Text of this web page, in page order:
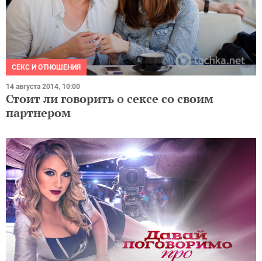
СЕКС И ОТНОШЕНИЯ
14 августа 2014, 10:00
Стоит ли говорить о сексе со своим
партнером